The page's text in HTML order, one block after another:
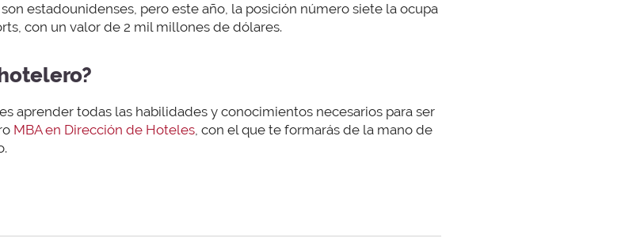
estadounidenses, pero este año, la posición número siete la ocupa
con un valor de 2 mil millones de dólares.
aprender todas las habilidades y conocimientos necesarios para ser
MBA en Dirección de Hoteles, con el que te formarás de la mano de